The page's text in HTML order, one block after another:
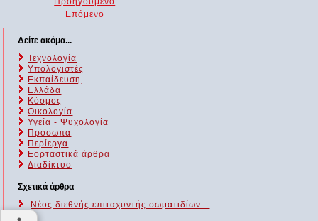
Επόμενο
Δείτε ακόμα...
Τεχνολογία
Υπολογιστές
Εκπαίδευση
Ελλάδα
Κόσμος
Οικολογία
Υγεία - Ψυχολογία
Πρόσωπα
Περίεργα
Εορταστικά άρθρα
Διαδίκτυο
Σχετικά άρθρα
Νέος διεθνής επιταχυντής σωματιδίων...